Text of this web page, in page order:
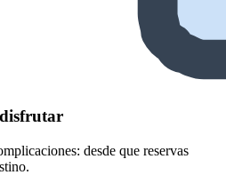
desde que reservas